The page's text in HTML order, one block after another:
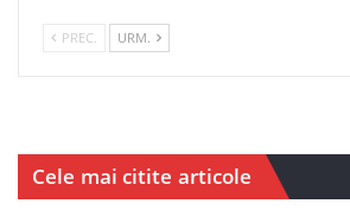
PREC. URM.
Cele mai citite articole